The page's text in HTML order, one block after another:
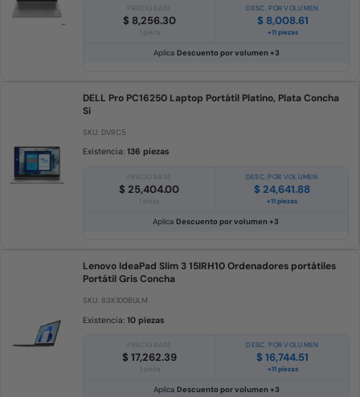
PRECIO BASE
$ 8,256.30
1 pieza
DESC. POR VOLUMEN
$ 8,008.61
+11 piezas
Aplica Descuento por volumen +3
DELL Pro PC16250 Laptop Portátil Platino, Plata Concha
Si
SKU: DVRC5
Existencia: 136 piezas
PRECIO BASE
$ 25,404.00
1 pieza
DESC. POR VOLUMEN
$ 24,641.88
+11 piezas
Aplica Descuento por volumen +3
Lenovo IdeaPad Slim 3 15IRH10 Ordenadores portátiles
Portátil Gris Concha
SKU: 83K100BULM
Existencia: 10 piezas
PRECIO BASE
$ 17,262.39
1 pieza
DESC. POR VOLUMEN
$ 16,744.51
+11 piezas
Aplica Descuento por volumen +3